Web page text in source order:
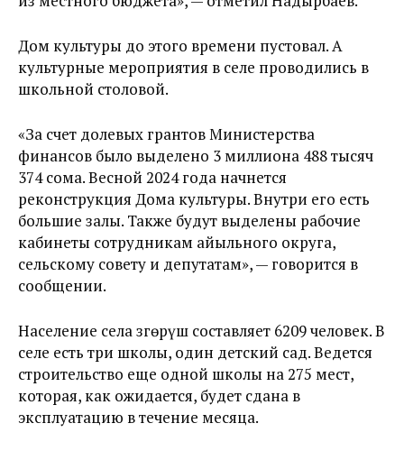
Дом культуры до этого времени пустовал. А
культурные мероприятия в селе проводились в
школьной столовой.
«За счет долевых грантов Министерства
финансов было выделено 3 миллиона 488 тысяч
374 сома. Весной 2024 года начнется
реконструкция Дома культуры. Внутри его есть
большие залы. Также будут выделены рабочие
кабинеты сотрудникам айыльного округа,
сельскому совету и депутатам», — говорится в
сообщении.
Население села Өзгөрүш составляет 6209 человек. В
селе есть три школы, один детский сад. Ведется
строительство еще одной школы на 275 мест,
которая, как ожидается, будет сдана в
эксплуатацию в течение месяца.